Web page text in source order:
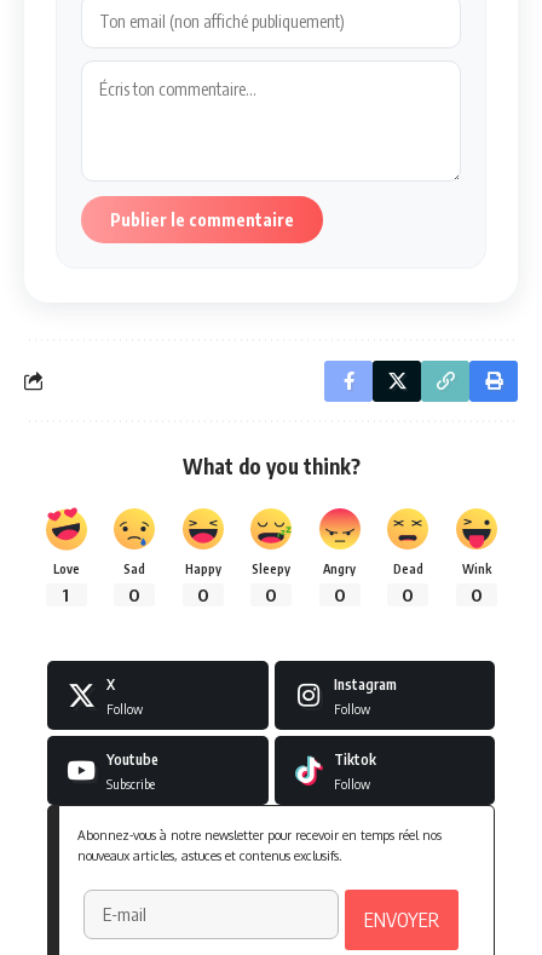
Publier le commentaire
What do you think?
Love
1
Sad
0
Happy
0
Sleepy
0
Angry
0
Dead
0
Wink
0
X
Follow
Instagram
Follow
Youtube
Subscribe
Tiktok
Follow
Abonnez-vous à notre newsletter pour recevoir en temps réel nos
nouveaux articles, astuces et contenus exclusifs.